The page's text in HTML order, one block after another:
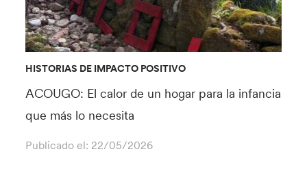
HISTORIAS DE IMPACTO POSITIVO
ACOUGO: El calor de un hogar para la infancia
que más lo necesita
Publicado el: 22/05/2026